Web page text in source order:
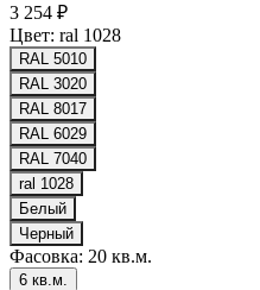
3 254 ₽
Цвет: ral 1028
RAL 5010
RAL 3020
RAL 8017
RAL 6029
RAL 7040
ral 1028
Белый
Черный
Фасовка: 20 кв.м.
6 кв.м.